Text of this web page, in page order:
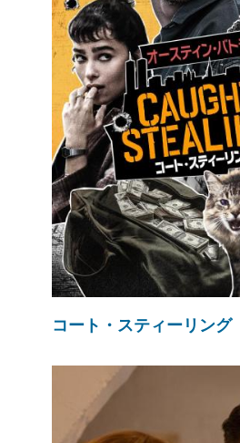
コート・スティーリング